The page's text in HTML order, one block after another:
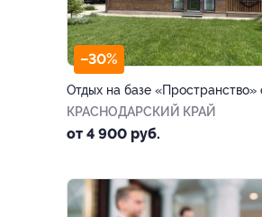
–30%
Отдых на базе «Пространство»
КРАСНОДАРСКИЙ КРАЙ
от 4 900 руб.